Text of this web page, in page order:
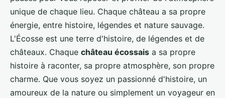
unique de chaque lieu. Chaque château a sa propre
énergie, entre histoire, légendes et nature sauvage.
L'Écosse est une terre d'histoire, de légendes et de
châteaux. Chaque château écossais a sa propre
histoire à raconter, sa propre atmosphère, son propre
charme. Que vous soyez un passionné d'histoire, un
amoureux de la nature ou simplement un voyageur en